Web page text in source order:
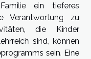
ein tieferes
Verantwortung zu
die Kinder
sind, können
sein. Eine